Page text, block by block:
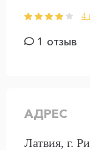
4
1 отзыв
АДРЕС
Латвия, г.